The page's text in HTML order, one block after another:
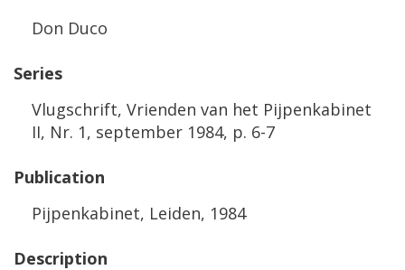
Don Duco
Series
Vlugschrift, Vrienden van het Pijpenkabinet
II, Nr. 1, september 1984, p. 6-7
Publication
Pijpenkabinet, Leiden, 1984
Description